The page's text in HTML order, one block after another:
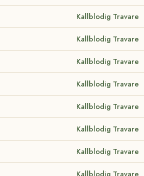
Kallblodig Travare
Kallblodig Travare
Kallblodig Travare
Kallblodig Travare
Kallblodig Travare
Kallblodig Travare
Kallblodig Travare
Kallblodig Travare